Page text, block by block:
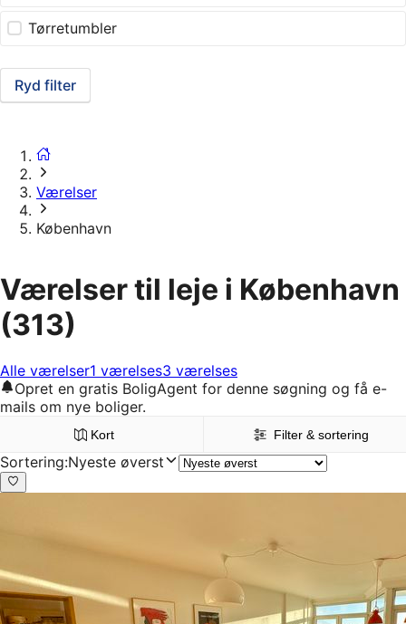
Tørretumbler
Ryd filter
Værelser
København
Værelser til leje i København
(313)
Alle værelser1 værelses3 værelses
Opret en gratis BoligAgent for denne søgning og få e-
mails om nye boliger.
Kort Filter & sortering
Sortering:Nyeste øverst